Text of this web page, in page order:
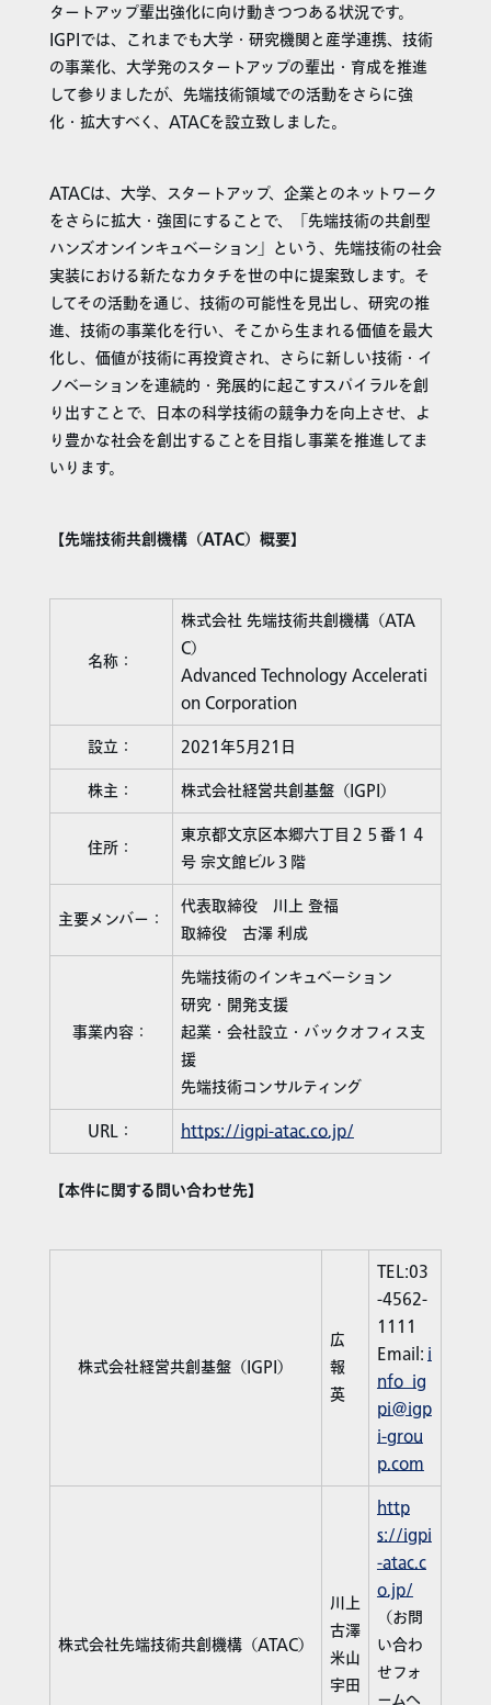
タートアップ輩出強化に向け動きつつある状況です。
IGPIでは、これまでも大学・研究機関と産学連携、技術
の事業化、大学発のスタートアップの輩出・育成を推進
して参りましたが、先端技術領域での活動をさらに強
化・拡大すべく、ATACを設立致しました。
ATACは、大学、スタートアップ、企業とのネットワーク
をさらに拡大・強固にすることで、「先端技術の共創型
ハンズオンインキュベーション」という、先端技術の社会
実装における新たなカタチを世の中に提案致します。そ
してその活動を通じ、技術の可能性を見出し、研究の推
進、技術の事業化を行い、そこから生まれる価値を最大
化し、価値が技術に再投資され、さらに新しい技術・イ
ノベーションを連続的・発展的に起こすスパイラルを創
り出すことで、日本の科学技術の競争力を向上させ、よ
り豊かな社会を創出することを目指し事業を推進してま
いります。
【先端技術共創機構（ATAC）概要】
名称：
株式会社 先端技術共創機構（ATA
C）
Advanced Technology Accelerati
on Corporation
設立：
2021年5月21日
株主：
株式会社経営共創基盤（IGPI）
住所：
東京都文京区本郷六丁目２５番１４
号 宗文館ビル３階
主要メンバー：
代表取締役 川上 登福
取締役 古澤 利成
事業内容：
先端技術のインキュベーション
研究・開発支援
起業・会社設立・バックオフィス支
援
先端技術コンサルティング
URL：
https://igpi-atac.co.jp/
【本件に関する問い合わせ先】
株式会社経営共創基盤（IGPI）
広
報
英
TEL:03
-4562-
1111
Email: i
nfo_ig
pi@igp
i-grou
p.com
株式会社先端技術共創機構（ATAC）
川上
古澤
米山
宇田
http
s://igpi
-atac.c
o.jp/
（お問
い合わ
せフォ
ームへ